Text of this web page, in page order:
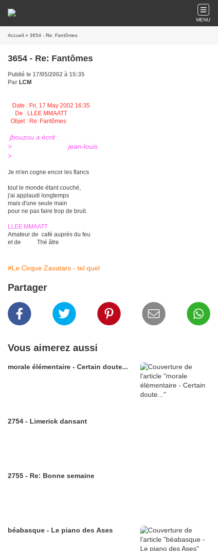
MENU
Accueil » 3654 - Re: Fantômes
3654 - Re: Fantômes
Publié le 17/05/2002 à 15:35
Par LCM
Date : Fri, 17 May 2002 16:35
De : LLEE MMAATT
Objet : Re: Fantômes
jbouzou a écrit :
> jean-louis
>
Je m'en cogne encor les flancs
tout le monde étant couché,
j'ai applaudi longtemps
mais d'une seule main
pour ne pas faire trop de bruit.
LLEE MMAATT
Amateur de café auprès du feu
et de Thé âtre
#Le Cirque Zavatars - tel quel
Partager
Vous aimerez aussi
morale élémentaire - Certain doute...
2754 - Limerick dansant
2755 - Re: Bonne semaine
béabasque - Le piano des Ases